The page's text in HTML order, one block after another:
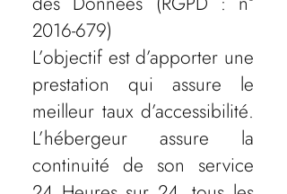
2016-679)
L’objectif est d’apporter une
prestation qui assure le
meilleur taux d’accessibilité.
L’hébergeur assure la
continuité de son service